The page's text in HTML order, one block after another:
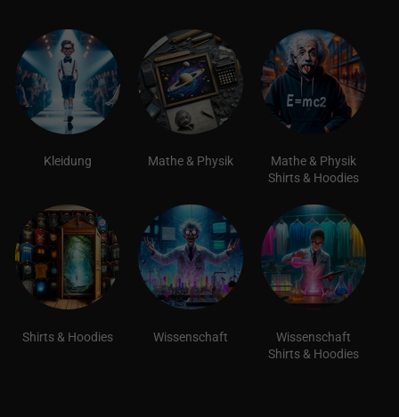
Kleidung Mathe & Physik
Mathe & Physik
Shirts & Hoodies
Shirts & Hoodies Wissenschaft
Wissenschaft
Shirts & Hoodies